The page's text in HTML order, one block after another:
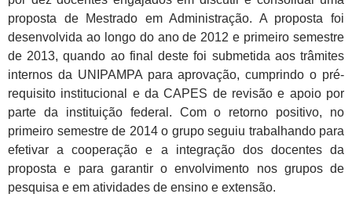
proposta de Mestrado em Administração. A proposta foi
desenvolvida ao longo do ano de 2012 e primeiro semestre
de 2013, quando ao final deste foi submetida aos trâmites
internos da UNIPAMPA para aprovação, cumprindo o pré-
requisito institucional e da CAPES de revisão e apoio por
parte da instituição federal. Com o retorno positivo, no
primeiro semestre de 2014 o grupo seguiu trabalhando para
efetivar a cooperação e a integração dos docentes da
proposta e para garantir o envolvimento nos grupos de
pesquisa e em atividades de ensino e extensão.